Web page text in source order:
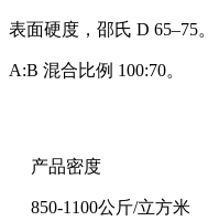
表面硬度，邵氏 D 65–75。
A:B 混合比例 100:70。
产品密度
850-1100公斤/立方米